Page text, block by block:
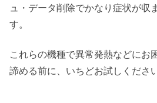
ュ・データ削除でかなり症状が収
す。
これらの機種で異常発熱などにお
諦める前に、いちどお試しください